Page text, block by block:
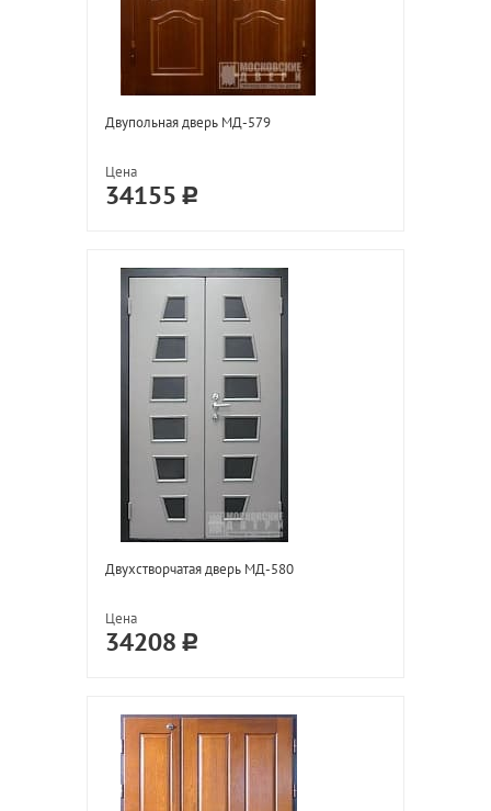
Двупольная дверь МД-579
Цена
34155
Двухстворчатая дверь МД-580
Цена
34208